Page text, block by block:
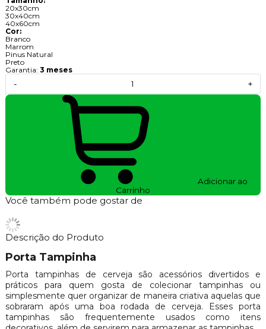
20x30cm
30x40cm
40x60cm
Cor:
Branco
Marrom
Pinus Natural
Preto
Garantia: 3 meses
- +
Adicionar ao
Carrinho
Você também pode gostar de
Descrição do Produto
Porta Tampinha
Porta tampinhas de cerveja são acessórios divertidos e
práticos para quem gosta de colecionar tampinhas ou
simplesmente quer organizar de maneira criativa aquelas que
sobraram após uma boa rodada de cerveja. Esses porta
tampinhas são frequentemente usados como itens